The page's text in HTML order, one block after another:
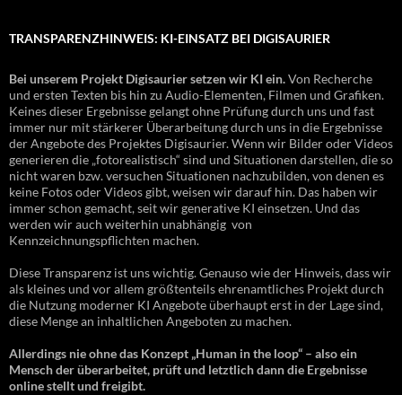
TRANSPARENZHINWEIS: KI-EINSATZ BEI DIGISAURIER
Bei unserem Projekt Digisaurier setzen wir KI ein.Von Recherche
und ersten Texten bis hin zu Audio-Elementen, Filmen und Grafiken.
Keines dieser Ergebnisse gelangt ohne Prüfung durch uns und fast
immer nur mit stärkerer Überarbeitung durch uns in die Ergebnisse
der Angebote des Projektes Digisaurier. Wenn wir Bilder oder Videos
generieren die „fotorealistisch“ sind und Situationen darstellen, die so
nicht waren bzw. versuchen Situationen nachzubilden, von denen es
keine Fotos oder Videos gibt, weisen wir darauf hin. Das haben wir
immer schon gemacht, seit wir generative KI einsetzen. Und das
werden wir auch weiterhin unabhängig von
Kennzeichnungspflichten machen.
Diese Transparenz ist uns wichtig. Genauso wie der Hinweis, dass wir
als kleines und vor allem größtenteils ehrenamtliches Projekt durch
die Nutzung moderner KI Angebote überhaupt erst in der Lage sind,
diese Menge an inhaltlichen Angeboten zu machen.
Allerdings nie ohne das Konzept „Human in the loop“ – also ein
Mensch der überarbeitet, prüft und letztlich dann die Ergebnisse
online stellt und freigibt.